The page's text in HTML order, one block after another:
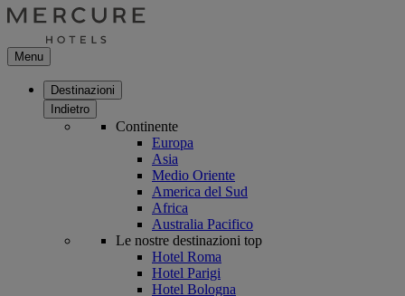
Menu
Destinazioni
Indietro
Continente
Europa
Asia
Medio Oriente
America del Sud
Africa
Australia Pacifico
Le nostre destinazioni top
Hotel Roma
Hotel Parigi
Hotel Bologna